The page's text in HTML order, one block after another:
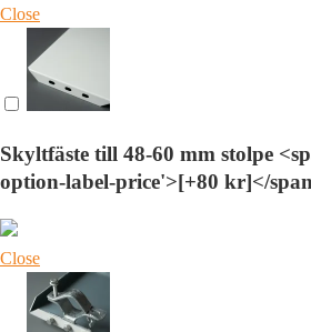
Close
Skyltfäste till 48-60 mm stolpe
option-label-price'>[+80 kr]</
Close